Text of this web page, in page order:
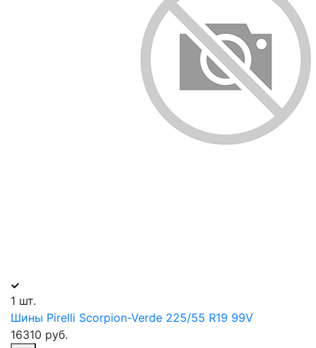
1 шт.
Шины Pirelli Scorpion-Verde 225/55 R19 99V
16310 руб.